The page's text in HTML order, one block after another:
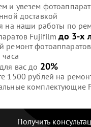
и увезем
доставкой
на наши работы по
Fujifilmдо 3-х
ремонт
вас до 20%
1500 рублей на
комплектующие
Получить